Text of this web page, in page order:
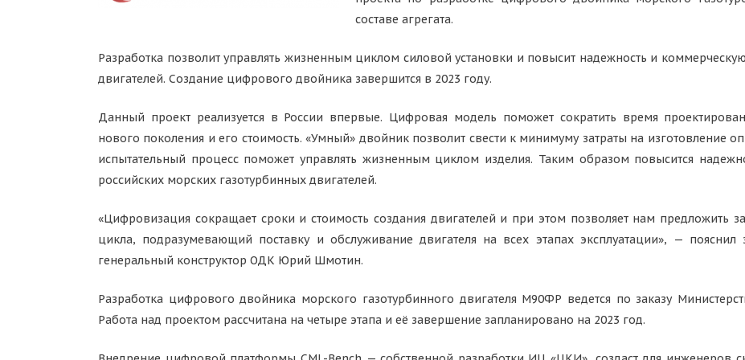
составе агрегата.
Разработка позволит управлять жизненным циклом силовой установки и повысит надежность и
двигателей. Создание цифрового двойника завершится в 2023 году.
Данный проект реализуется в России впервые. Цифровая модель поможет сократить время
нового поколения и его стоимость. «Умный» двойник позволит свести к минимуму затраты на изготовление
испытательный процесс поможет управлять жизненным циклом изделия. Таким образом повысится
российских морских газотурбинных двигателей.
«Цифровизация сокращает сроки и стоимость создания двигателей и при этом позволяет нам предложить
цикла, подразумевающий поставку и обслуживание двигателя на всех этапах эксплуатации», — пояснил
генеральный конструктор ОДК Юрий Шмотин.
Разработка цифрового двойника морского газотурбинного двигателя М90ФР ведется по заказу
Работа над проектом рассчитана на четыре этапа и её завершение запланировано на 2023 год.